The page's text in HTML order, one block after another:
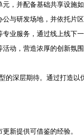
，并配备基础共享设施
与研发场地，并依托片
业服务，通过线上线下
动，营造浓厚的创新氛
的深层期待。通过打造
新提供可借鉴的经验。